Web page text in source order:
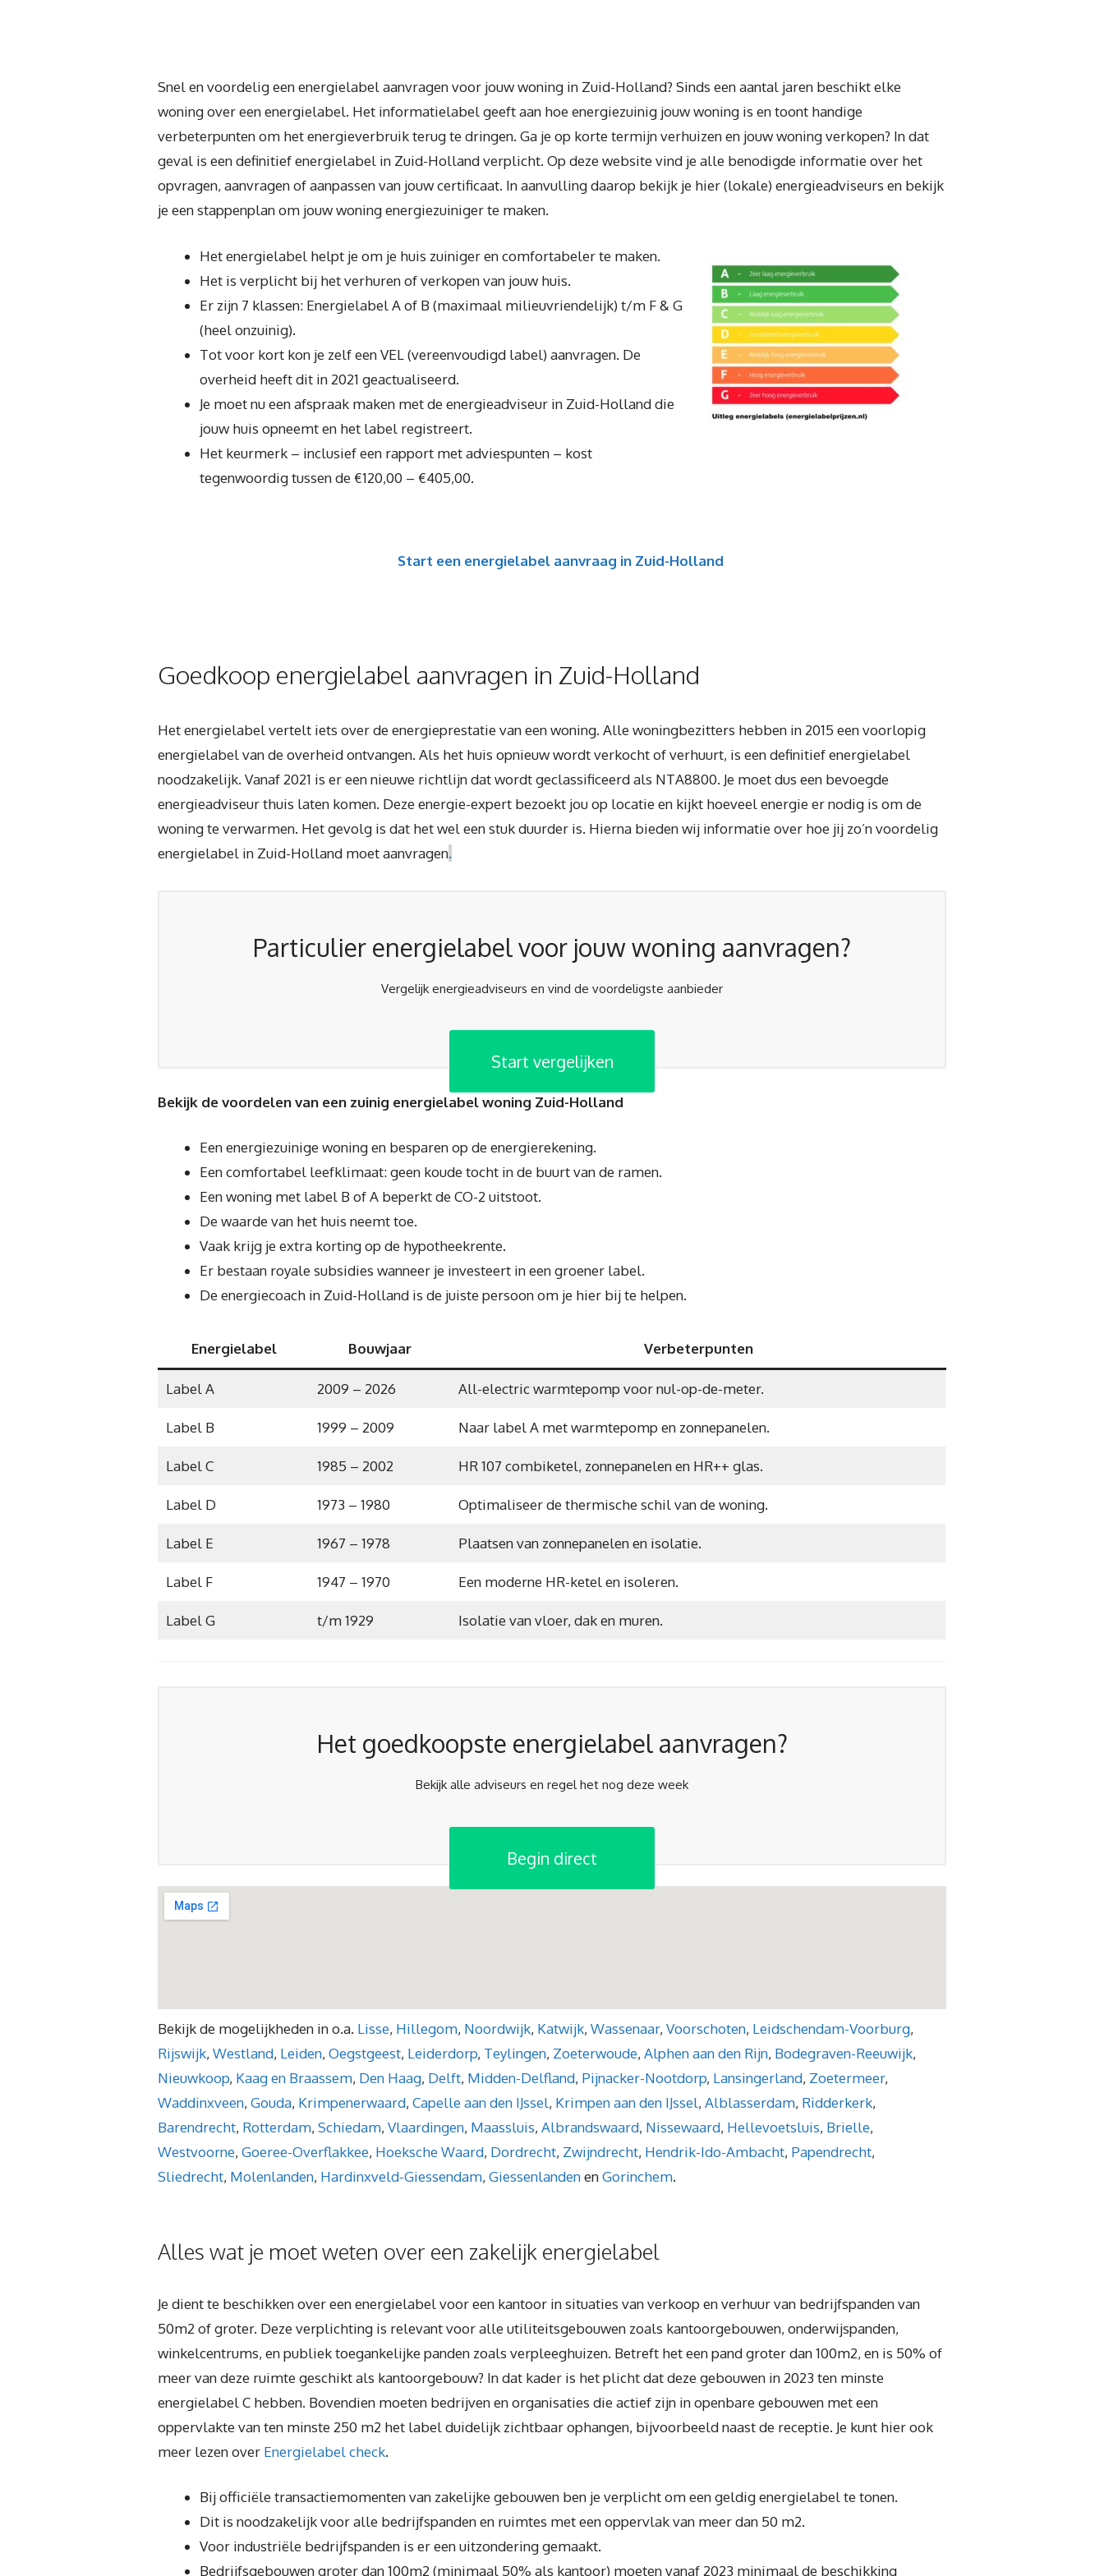
Snel en voordelig een energielabel aanvragen voor jouw woning in Zuid-Holland? Sinds een aantal jaren beschikt elke
woning over een energielabel. Het informatielabel geeft aan hoe energiezuinig jouw woning is en toont handige
verbeterpunten om het energieverbruik terug te dringen. Ga je op korte termijn verhuizen en jouw woning verkopen? In dat
geval is een definitief energielabel in Zuid-Holland verplicht. Op deze website vind je alle benodigde informatie over het
opvragen, aanvragen of aanpassen van jouw certificaat. In aanvulling daarop bekijk je hier (lokale) energieadviseurs en bekijk
je een stappenplan om jouw woning energiezuiniger te maken.
Het energielabel helpt je om je huis zuiniger en comfortabeler te maken.
Het is verplicht bij het verhuren of verkopen van jouw huis.
Er zijn 7 klassen: Energielabel A of B (maximaal milieuvriendelijk) t/m F & G
(heel onzuinig).
Tot voor kort kon je zelf een VEL (vereenvoudigd label) aanvragen. De
overheid heeft dit in 2021 geactualiseerd.
Je moet nu een afspraak maken met de energieadviseur in Zuid-Holland die
jouw huis opneemt en het label registreert.
Het keurmerk – inclusief een rapport met adviespunten – kost
tegenwoordig tussen de €120,00 – €405,00.
Start een energielabel aanvraag in Zuid-Holland
Goedkoop energielabel aanvragen in Zuid-Holland
Het energielabel vertelt iets over de energieprestatie van een woning. Alle woningbezitters hebben in 2015 een voorlopig
energielabel van de overheid ontvangen. Als het huis opnieuw wordt verkocht of verhuurt, is een definitief energielabel
noodzakelijk. Vanaf 2021 is er een nieuwe richtlijn dat wordt geclassificeerd als NTA8800. Je moet dus een bevoegde
energieadviseur thuis laten komen. Deze energie-expert bezoekt jou op locatie en kijkt hoeveel energie er nodig is om de
woning te verwarmen. Het gevolg is dat het wel een stuk duurder is. Hierna bieden wij informatie over hoe jij zo’n voordelig
energielabel in Zuid-Holland moet aanvragen.
Particulier energielabel voor jouw woning aanvragen?
Vergelijk energieadviseurs en vind de voordeligste aanbieder
Start vergelijken
Bekijk de voordelen van een zuinig energielabel woning Zuid-Holland
Een energiezuinige woning en besparen op de energierekening.
Een comfortabel leefklimaat: geen koude tocht in de buurt van de ramen.
Een woning met label B of A beperkt de CO-2 uitstoot.
De waarde van het huis neemt toe.
Vaak krijg je extra korting op de hypotheekrente.
Er bestaan royale subsidies wanneer je investeert in een groener label.
De energiecoach in Zuid-Holland is de juiste persoon om je hier bij te helpen.
Energielabel Bouwjaar Verbeterpunten
Label A 2009 – 2026 All-electric warmtepomp voor nul-op-de-meter.
Label B 1999 – 2009 Naar label A met warmtepomp en zonnepanelen.
Label C 1985 – 2002 HR 107 combiketel, zonnepanelen en HR++ glas.
Label D 1973 – 1980 Optimaliseer de thermische schil van de woning.
Label E 1967 – 1978 Plaatsen van zonnepanelen en isolatie.
Label F 1947 – 1970 Een moderne HR-ketel en isoleren.
Label G t/m 1929 Isolatie van vloer, dak en muren.
Het goedkoopste energielabel aanvragen?
Bekijk alle adviseurs en regel het nog deze week
Begin direct
Bekijk de mogelijkheden in o.a. Lisse, Hillegom, Noordwijk, Katwijk, Wassenaar, Voorschoten, Leidschendam-Voorburg,
Rijswijk, Westland, Leiden, Oegstgeest, Leiderdorp, Teylingen, Zoeterwoude, Alphen aan den Rijn, Bodegraven-Reeuwijk,
Nieuwkoop, Kaag en Braassem, Den Haag, Delft, Midden-Delfland, Pijnacker-Nootdorp, Lansingerland, Zoetermeer,
Waddinxveen, Gouda, Krimpenerwaard, Capelle aan den IJssel, Krimpen aan den IJssel, Alblasserdam, Ridderkerk,
Barendrecht, Rotterdam, Schiedam, Vlaardingen, Maassluis, Albrandswaard, Nissewaard, Hellevoetsluis, Brielle,
Westvoorne, Goeree-Overflakkee, Hoeksche Waard, Dordrecht, Zwijndrecht, Hendrik-Ido-Ambacht, Papendrecht,
Sliedrecht, Molenlanden, Hardinxveld-Giessendam, GiessenlandenenGorinchem.
Alles wat je moet weten over een zakelijk energielabel
Je dient te beschikken over een energielabel voor een kantoor in situaties van verkoop en verhuur van bedrijfspanden van
50m2 of groter. Deze verplichting is relevant voor alle utiliteitsgebouwen zoals kantoorgebouwen, onderwijspanden,
winkelcentrums, en publiek toegankelijke panden zoals verpleeghuizen. Betreft het een pand groter dan 100m2, en is 50% of
meer van deze ruimte geschikt als kantoorgebouw? In dat kader is het plicht dat deze gebouwen in 2023 ten minste
energielabel C hebben. Bovendien moeten bedrijven en organisaties die actief zijn in openbare gebouwen met een
oppervlakte van ten minste 250 m2 het label duidelijk zichtbaar ophangen, bijvoorbeeld naast de receptie. Je kunt hier ook
meer lezen over Energielabel check.
Bij officiële transactiemomenten van zakelijke gebouwen ben je verplicht om een geldig energielabel te tonen.
Dit is noodzakelijk voor alle bedrijfspanden en ruimtes met een oppervlak van meer dan 50 m2.
Voor industriële bedrijfspanden is er een uitzondering gemaakt.
Bedrijfsgebouwen groter dan 100m2 (minimaal 50% als kantoor) moeten vanaf 2023 minimaal de beschikking